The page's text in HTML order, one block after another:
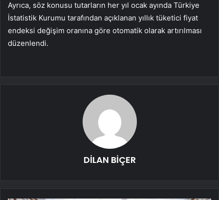
Ayrıca, söz konusu tutarların her yıl ocak ayında Türkiye
İstatistik Kurumu tarafından açıklanan yıllık tüketici fiyat
endeksi değişim oranına göre otomatik olarak artırılması
düzenlendi.
DİLAN BİÇER